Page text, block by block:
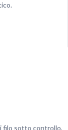
filo sotto controllo,